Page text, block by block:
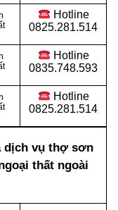
Hotline
0825.281.514
Hotline
0835.748.593
Hotline
0825.281.514
dịch vụ thợ sơn
thất ngoài